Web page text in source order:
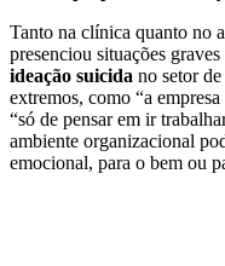
Tanto na clínica quanto no
presenciou situações
ideação suicida no setor
extremos, como “a
“só de pensar em ir
ambiente organizacional
emocional, para o bem ou